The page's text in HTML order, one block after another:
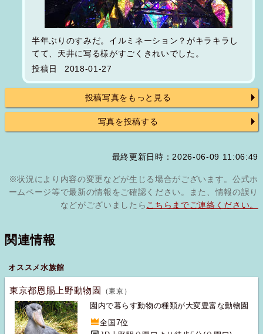
半年ぶりのすみだ。イルミネーション？がキラキラし
てて、天井に写る様がすごくきれいでした。
投稿日
2018-01-27
投稿写真をもっと見る
写真を投稿する
最終更新日時：2026-06-09 11:06:49
※状況により内容の変更などが生じる場合がございます。公式ホ
ームページ等で最新の情報をご確認ください。また、情報の誤り
などがございましたら こちらまでご連絡ください。
関連情報
オススメ水族館
東京都恩賜上野動物園
（東京）
園内で暮らす動物の種類が大変豊富な動物園
全国7位